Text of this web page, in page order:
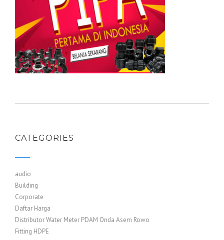
CATEGORIES
audio
Building
Corporate
Daftar Harga
Distributor Water Meter PDAM Onda Asem Rowo
Fitting HDPE